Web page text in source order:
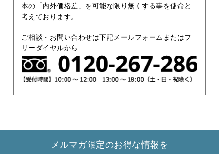
本の「内外価格差」を可能な限り無くする事を使命と
考えております。
ご相談・お問い合わせは下記メールフォームまたはフ
リーダイヤルから
メルマガ限定のお得な情報を